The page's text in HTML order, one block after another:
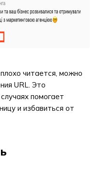
читается, можно
URL. Это
помогает
и избавиться от